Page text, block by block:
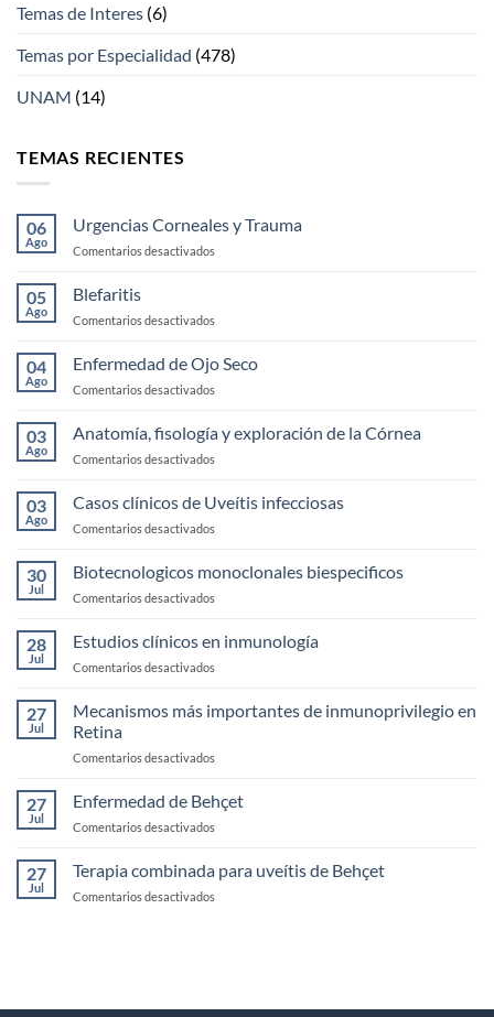
Temas de Interes (6)
Temas por Especialidad (478)
UNAM (14)
TEMAS RECIENTES
06
Ago
Urgencias Corneales y Trauma
Comentarios desactivados
Trauma
05
Ago
Blefaritis
Comentarios desactivados
04
Ago
Enfermedad de Ojo Seco
Comentarios desactivados
Ojo
Seco
03
Ago
Anatomía, fisología y exploración de la Córnea
Comentarios desactivados
fisología
exploración
la
03
Ago
Casos clínicos de Uveítis infecciosas
Comentarios desactivados
clínicos
Uveítis
30
Jul
Biotecnologicos monoclonales biespecificos
Comentarios desactivados
monoclonales
28
Jul
Estudios clínicos en inmunología
Comentarios desactivados
en
27
Jul
Mecanismos más importantes de inmunoprivilegio en
Retina
Comentarios desactivados
importantes
de
en
27
Jul
Enfermedad de Behçet
Comentarios desactivados
Behçet
27
Jul
Terapia combinada para uveítis de Behçet
Comentarios desactivados
Behçet